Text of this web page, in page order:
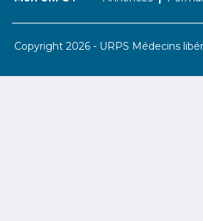
Copyright 2026 - URPS Médecins